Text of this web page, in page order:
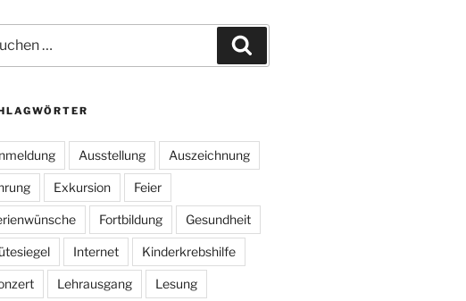
Ausstellung Auszeichnung
Exkursion Feier
Fortbildung Gesundheit
Internet Kinderkrebshilfe
Lehrausgang Lesung